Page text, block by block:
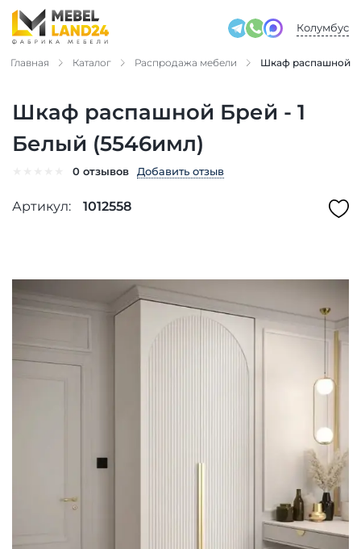
Колумбус
Главная Каталог Распродажа мебели Шкаф распашной
Шкаф распашной Брей - 1
Белый (5546имл)
0 отзывов Добавить отзыв
Артикул: 1012558